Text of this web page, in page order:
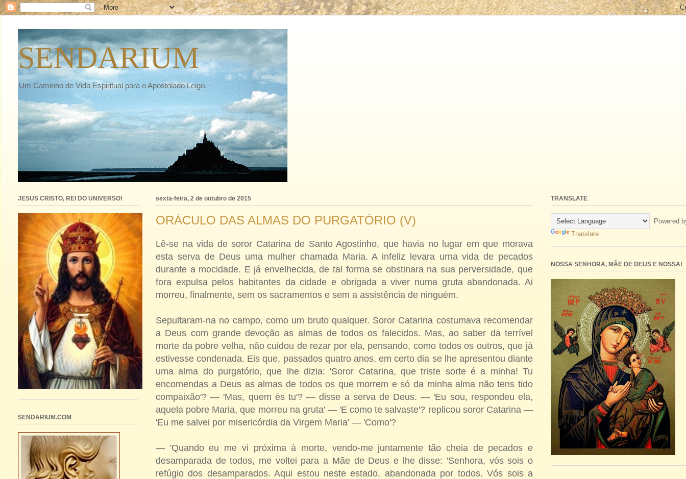
SENDARIUM
Um Caminho de Vida Espiritual para o Apostolado Leigo.
sexta-feira, 2 de outubro de 2015
ORÁCULO DAS ALMAS DO PURGATÓRIO (V)
Lê-se na vida de soror Catarina de Santo Agos­tinho, que havia no lugar em que morava
esta serva de Deus uma mulher chamada Maria. A infeliz le­vara urna vida de pecados
durante a mocidade. E já envelhecida, de tal forma se obstinara na sua perversidade, que
fora expulsa pelos habitantes da cida­de e obrigada a viver numa gruta abandonada. Ai
morreu, finalmente, sem os sacramentos e sem a assistência de ninguém.
Sepultaram-na no campo, como um bruto qualquer. Soror Catarina costumava reco­mendar
a Deus com grande devoção as almas de to­dos os falecidos. Mas, ao saber da terrível
morte da pobre velha, não cuidou de rezar por ela, pensando, como todos os outros, que já
estivesse condenada. Eis que, passados quatro anos, em certo dia se lhe apresentou diante
uma alma do purgatório, que lhe dizia: 'Soror Catarina, que triste sorte é a minha! Tu
encomendas a Deus as almas de todos os que morrem e só da minha alma não tens tido
compaixão'? — 'Mas, quem és tu'? — disse a serva de Deus. — 'Eu sou, respondeu ela,
aquela pobre Maria, que morreu na gruta' — 'E como te salvaste'? replicou soror Catarina —
'Eu me salvei por misericórdia da Vir­gem Maria' — 'Como'?
— 'Quando eu me vi próxima à morte, vendo-me juntamente tão cheia de pecados e
desamparada de todos, me voltei para a Mãe de Deus e lhe disse: 'Senhora, vós sois o
refúgio dos de­samparados. Aqui estou neste estado, abandonada por todos. Vós sois a
JESUS CRISTO, REI DO UNIVERSO!
SENDARIUM.COM
TRANSLATE
Powered
Translate
NOSSA SENHORA, MÃE DE DEUS E NOSSA!